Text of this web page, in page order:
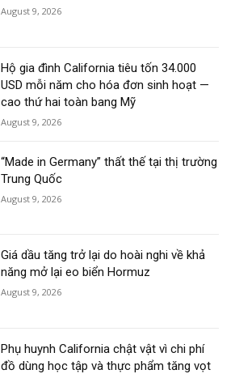
August 9, 2026
Hộ gia đình California tiêu tốn 34.000
USD mỗi năm cho hóa đơn sinh hoạt —
cao thứ hai toàn bang Mỹ
August 9, 2026
“Made in Germany” thất thế tại thị trường
Trung Quốc
August 9, 2026
Giá dầu tăng trở lại do hoài nghi về khả
năng mở lại eo biển Hormuz
August 9, 2026
Phụ huynh California chật vật vì chi phí
đồ dùng học tập và thực phẩm tăng vọt